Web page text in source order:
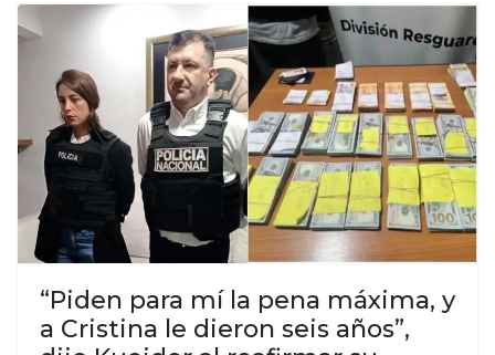
“Piden para mí la pena máxima, y
a Cristina le dieron seis años”,